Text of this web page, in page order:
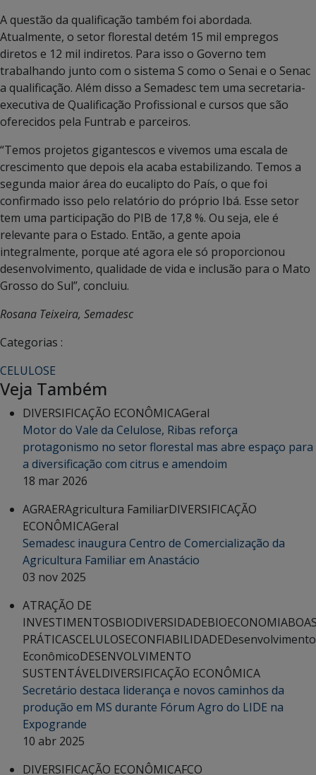
A questão da qualificação também foi abordada.
Atualmente, o setor florestal detém 15 mil empregos
diretos e 12 mil indiretos. Para isso o Governo tem
trabalhando junto com o sistema S como o Senai e o Senac
a qualificação. Além disso a Semadesc tem uma secretaria-
executiva de Qualificação Profissional e cursos que são
oferecidos pela Funtrab e parceiros.
“Temos projetos gigantescos e vivemos uma escala de
crescimento que depois ela acaba estabilizando. Temos a
segunda maior área do eucalipto do País, o que foi
confirmado isso pelo relatório do próprio Ibá. Esse setor
tem uma participação do PIB de 17,8 %. Ou seja, ele é
relevante para o Estado. Então, a gente apoia
integralmente, porque até agora ele só proporcionou
desenvolvimento, qualidade de vida e inclusão para o Mato
Grosso do Sul”, concluiu.
Rosana Teixeira, Semadesc
Categorias :
CELULOSE
Veja Também
DIVERSIFICAÇÃO ECONÔMICAGeral
Motor do Vale da Celulose, Ribas reforça
protagonismo no setor florestal mas abre espaço para
a diversificação com citrus e amendoim
18 mar 2026
AGRAERAgricultura FamiliarDIVERSIFICAÇÃO
ECONÔMICAGeral
Semadesc inaugura Centro de Comercialização da
Agricultura Familiar em Anastácio
03 nov 2025
ATRAÇÃO DE
INVESTIMENTOSBIODIVERSIDADEBIOECONOMIA
PRÁTICASCELULOSECONFIABILIDADEDesenvolvimento
EconômicoDESENVOLVIMENTO
SUSTENTÁVELDIVERSIFICAÇÃO ECONÔMICA
Secretário destaca liderança e novos caminhos da
produção em MS durante Fórum Agro do LIDE na
Expogrande
10 abr 2025
DIVERSIFICAÇÃO ECONÔMICAFCO